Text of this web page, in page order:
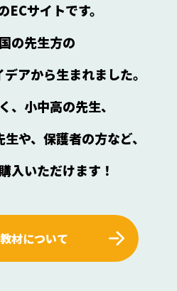
ECサイトです。
の先生方の
アから生まれました。
、小中高の先生、
や、保護者の方など、
入いただけます！
材について